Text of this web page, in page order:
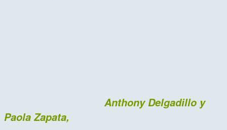
Anthony Delgadillo y
Paola Zapata,